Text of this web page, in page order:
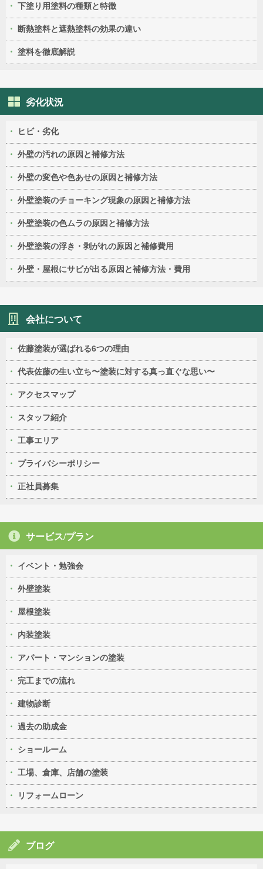
下塗り用塗料の種類と特徴
断熱塗料と遮熱塗料の効果の違い
塗料を徹底解説
劣化状況
ヒビ・劣化
外壁の汚れの原因と補修方法
外壁の変色や色あせの原因と補修方法
外壁塗装のチョーキング現象の原因と補修方法
外壁塗装の色ムラの原因と補修方法
外壁塗装の浮き・剥がれの原因と補修費用
外壁・屋根にサビが出る原因と補修方法・費用
会社について
佐藤塗装が選ばれる6つの理由
代表佐藤の生い立ち〜塗装に対する真っ直ぐな思い〜
アクセスマップ
スタッフ紹介
工事エリア
プライバシーポリシー
正社員募集
サービス/プラン
イベント・勉強会
外壁塗装
屋根塗装
内装塗装
アパート・マンションの塗装
完工までの流れ
建物診断
過去の助成金
ショールーム
工場、倉庫、店舗の塗装
リフォームローン
ブログ